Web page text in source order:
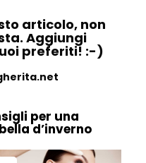
articolo, non
Aggiungi
preferiti! :-)
per una
d’inverno